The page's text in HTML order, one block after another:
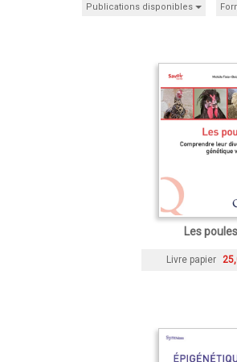
Publications disponibles
Les poules
Livre papier